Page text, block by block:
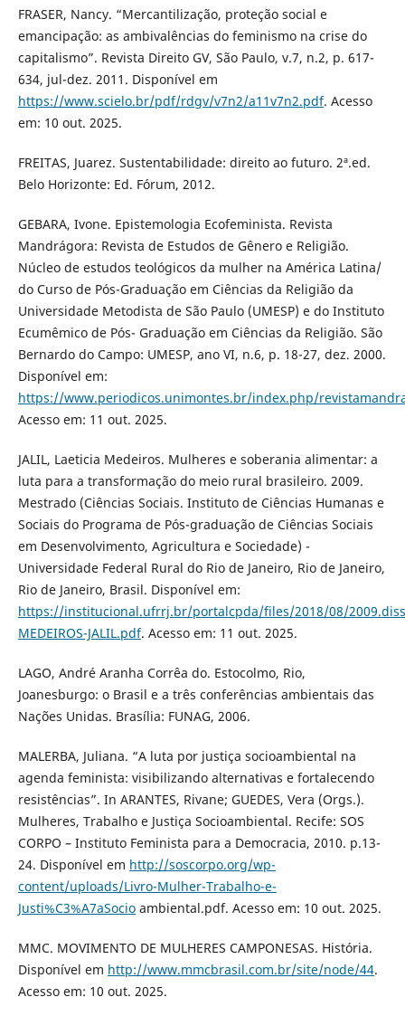
FRASER, Nancy. “Mercantilização, proteção social e
emancipação: as ambivalências do feminismo na crise do
capitalismo”. Revista Direito GV, São Paulo, v.7, n.2, p. 617-
634, jul-dez. 2011. Disponível em
https://www.scielo.br/pdf/rdgv/v7n2/a11v7n2.pdf. Acesso
em: 10 out. 2025.
FREITAS, Juarez. Sustentabilidade: direito ao futuro. 2ª.ed.
Belo Horizonte: Ed. Fórum, 2012.
GEBARA, Ivone. Epistemologia Ecofeminista. Revista
Mandrágora: Revista de Estudos de Gênero e Religião.
Núcleo de estudos teológicos da mulher na América Latina/
do Curso de Pós-Graduação em Ciências da Religião da
Universidade Metodista de São Paulo (UMESP) e do Instituto
Ecumêmico de Pós- Graduação em Ciências da Religião. São
Bernardo do Campo: UMESP, ano VI, n.6, p. 18-27, dez. 2000.
Disponível em:
https://www.periodicos.unimontes.br/index.php/
Acesso em: 11 out. 2025.
JALIL, Laeticia Medeiros. Mulheres e soberania alimentar: a
luta para a transformação do meio rural brasileiro. 2009.
Mestrado (Ciências Sociais. Instituto de Ciências Humanas e
Sociais do Programa de Pós-graduação de Ciências Sociais
em Desenvolvimento, Agricultura e Sociedade) -
Universidade Federal Rural do Rio de Janeiro, Rio de Janeiro,
Rio de Janeiro, Brasil. Disponível em:
https://institucional.ufrrj.br/portalcpda/files/2018/08/
MEDEIROS-JALIL.pdf. Acesso em: 11 out. 2025.
LAGO, André Aranha Corrêa do. Estocolmo, Rio,
Joanesburgo: o Brasil e a três conferências ambientais das
Nações Unidas. Brasília: FUNAG, 2006.
MALERBA, Juliana. “A luta por justiça socioambiental na
agenda feminista: visibilizando alternativas e fortalecendo
resistências”. In ARANTES, Rivane; GUEDES, Vera (Orgs.).
Mulheres, Trabalho e Justiça Socioambiental. Recife: SOS
CORPO – Instituto Feminista para a Democracia, 2010. p.13-
24. Disponível em http://soscorpo.org/wp-
content/uploads/Livro-Mulher-Trabalho-e-
Justi%C3%A7aSocioambiental.pdf. Acesso em: 10 out. 2025.
MMC. MOVIMENTO DE MULHERES CAMPONESAS. História.
Disponível em http://www.mmcbrasil.com.br/site/node/44.
Acesso em: 10 out. 2025.